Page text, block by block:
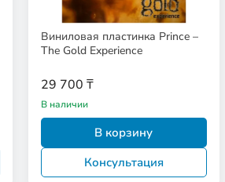
Виниловая пластинка Prince –
The Gold Experience
29 700 ₸
В наличии
В корзину
Консультация